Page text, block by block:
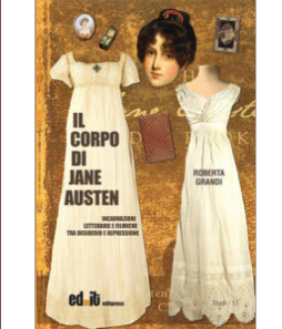
era:
€18,00.
è:
€17,10.